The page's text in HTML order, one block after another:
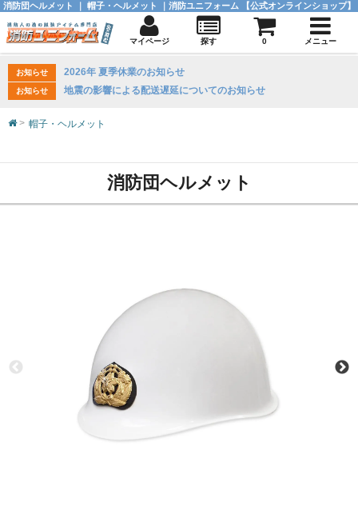
お知らせ 2026年 夏季休業のお知らせ
お知らせ 地震の影響による配送遅延についてのお知らせ
帽子・ヘルメット
消防団ヘルメット
消防団ヘルメット ｜ 帽子・ヘルメット ｜消防ユニフォーム 【公式オンラインショップ】
マイページ 探す 0 メニュー